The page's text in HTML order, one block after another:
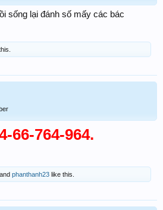
sống lại đánh số mấy các bác
66-764-964.
and phanthanh23 like this.